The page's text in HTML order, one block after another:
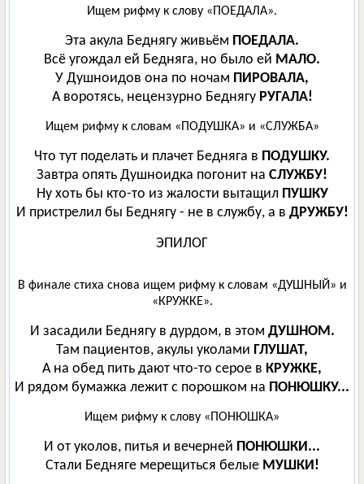
Ищем рифму к слову «ПОЕДАЛА».
Эта акула Беднягу живьём ПОЕДАЛА.
Всё угождал ей Бедняга, но было ей МАЛО.
У Душноидов она по ночам ПИРОВАЛА,
А воротясь, нецензурно Беднягу РУГАЛА!
Ищем рифму к словам «ПОДУШКА» и «СЛУЖБА»
Что тут поделать и плачет Бедняга в ПОДУШКУ.
Завтра опять Душноидка погонит на СЛУЖБУ!
Ну хоть бы кто-то из жалости вытащил ПУШКУ
И пристрелил бы Беднягу - не в службу, а в ДРУЖБУ!
ЭПИЛОГ
В финале стиха снова ищем рифму к словам «ДУШНЫЙ» и
«КРУЖКЕ».
И засадили Беднягу в дурдом, в этом ДУШНОМ.
Там пациентов, акулы уколами ГЛУШАТ,
А на обед пить дают что-то серое в КРУЖКЕ,
И рядом бумажка лежит с порошком на ПОНЮШКУ...
Ищем рифму к слову «ПОНЮШКА»
И от уколов, питья и вечерней ПОНЮШКИ...
Стали Бедняге мерещиться белые МУШКИ!